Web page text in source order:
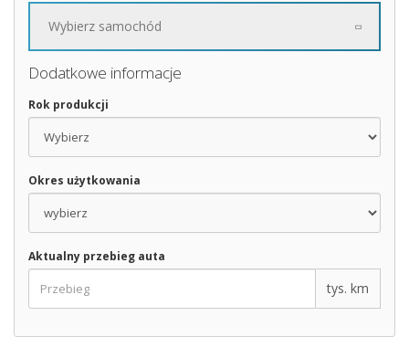
Wybierz samochód
Dodatkowe informacje
Rok produkcji
Okres użytkowania
Aktualny przebieg auta
tys. km